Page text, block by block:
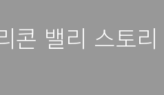
콘 밸리 스토